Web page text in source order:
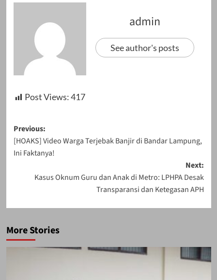
admin
See author's posts
Post Views:417
Post
navigation
Previous:
[HOAKS] Video Warga Terjebak Banjir di Bandar Lampung,
Ini Faktanya!
Next:
Kasus Oknum Guru dan Anak di Metro: LPHPA Desak
Transparansi dan Ketegasan APH
More Stories